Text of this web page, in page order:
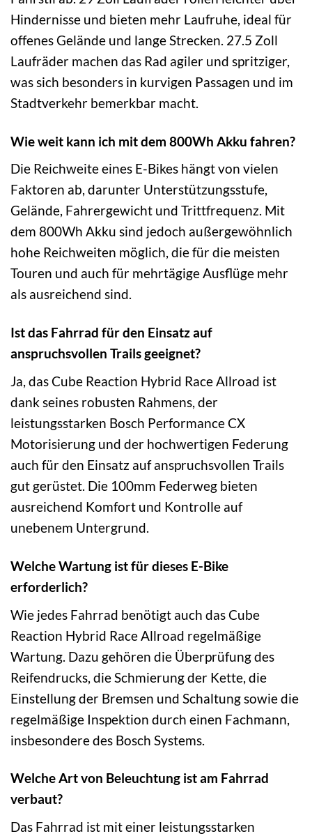
Hindernisse und bieten mehr Laufruhe, ideal für
offenes Gelände und lange Strecken. 27.5 Zoll
Laufräder machen das Rad agiler und spritziger,
was sich besonders in kurvigen Passagen und im
Stadtverkehr bemerkbar macht.
Wie weit kann ich mit dem 800Wh Akku fahren?
Die Reichweite eines E-Bikes hängt von vielen
Faktoren ab, darunter Unterstützungsstufe,
Gelände, Fahrergewicht und Trittfrequenz. Mit
dem 800Wh Akku sind jedoch außergewöhnlich
hohe Reichweiten möglich, die für die meisten
Touren und auch für mehrtägige Ausflüge mehr
als ausreichend sind.
Ist das Fahrrad für den Einsatz auf
anspruchsvollen Trails geeignet?
Ja, das Cube Reaction Hybrid Race Allroad ist
dank seines robusten Rahmens, der
leistungsstarken Bosch Performance CX
Motorisierung und der hochwertigen Federung
auch für den Einsatz auf anspruchsvollen Trails
gut gerüstet. Die 100mm Federweg bieten
ausreichend Komfort und Kontrolle auf
unebenem Untergrund.
Welche Wartung ist für dieses E-Bike
erforderlich?
Wie jedes Fahrrad benötigt auch das Cube
Reaction Hybrid Race Allroad regelmäßige
Wartung. Dazu gehören die Überprüfung des
Reifendrucks, die Schmierung der Kette, die
Einstellung der Bremsen und Schaltung sowie die
regelmäßige Inspektion durch einen Fachmann,
insbesondere des Bosch Systems.
Welche Art von Beleuchtung ist am Fahrrad
verbaut?
Das Fahrrad ist mit einer leistungsstarken